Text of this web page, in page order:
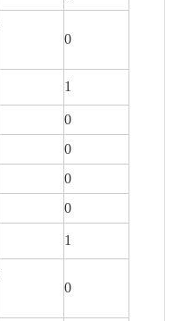
0
1
0
0
0
0
1
0